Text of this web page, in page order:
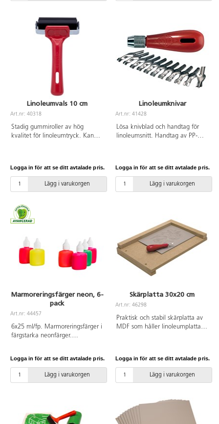
Linoleumvals 10 cm
Art.nr: 40318
Stadig gummiroller av hög
kvalitet för linoleumtryck. Kan
lösningsmedel. Vals av syntetisk
EPDM-gummi med stabil
infästning av stål. Handtag i PP-
Logga in för att se ditt avtalade pris.
Lägg i varukorgen
Linoleumknivar
Art.nr: 41428
Lösa knivblad och handtag för
linoleumsnitt. Handtag av PP-
knivblad/förpackning.
Logga in för att se ditt avtalade pris.
Lägg i varukorgen
Marmoreringsfärger neon, 6-
pack
Art.nr: 44457
6x25 ml/fp. Marmoreringsfärger i
färgstarka neonfärger.
en vattenyta och formas till
mönster med sticka eller annat
redskap innan marmorering.
badet. Enkel handledning
Logga in för att se ditt avtalade pris.
Lägg i varukorgen
Skärplatta 30x20 cm
Art.nr: 46298
Praktisk och stabil skärplatta av
MDF som håller linoleumplattan
säkert skärande.
Logga in för att se ditt avtalade pris.
Lägg i varukorgen